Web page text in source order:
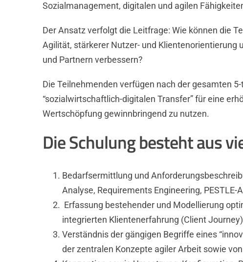
Sozialmanagement, digitalen und agilen
Der Ansatz verfolgt die Leitfrage: Wie können die
Agilität, stärkerer Nutzer- und Klientenorientierung
und Partnern verbessern?
Die Teilnehmenden verfügen nach der gesamten
“sozialwirtschaftlich-digitalen Transfer” für eine
Wertschöpfung gewinnbringend zu nutzen.
Die Schulung besteht aus
Bedarfsermittlung und
Analyse, Requirements Engineering,
Erfassung bestehender und Modellierung
integrierten Klientenerfahrung (Client
Verständnis der gängigen Begriffe eines
der zentralen Konzepte agiler Arbeit sowie